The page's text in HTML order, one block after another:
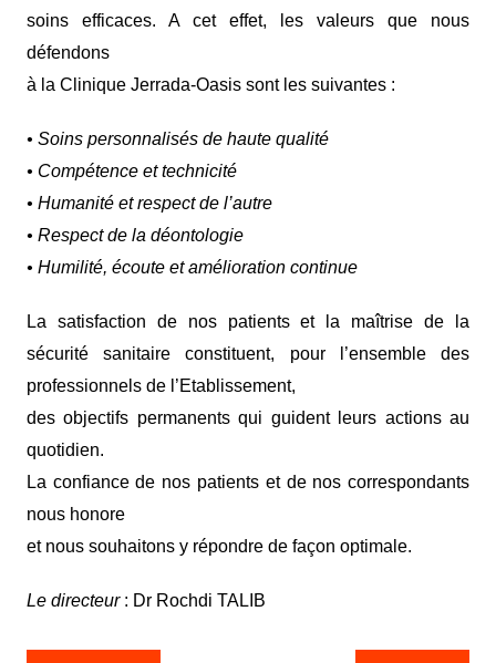
soins efficaces. A cet effet, les valeurs que nous
défendons
à la Clinique Jerrada-Oasis sont les suivantes :
• Soins personnalisés de haute qualité
• Compétence et technicité
• Humanité et respect de l’autre
• Respect de la déontologie
• Humilité, écoute et amélioration continue
La satisfaction de nos patients et la maîtrise de la
sécurité sanitaire constituent, pour l’ensemble des
professionnels de l’Etablissement,
des objectifs permanents qui guident leurs actions au
quotidien.
La confiance de nos patients et de nos correspondants
nous honore
et nous souhaitons y répondre de façon optimale.
Le directeur : Dr Rochdi TALIB